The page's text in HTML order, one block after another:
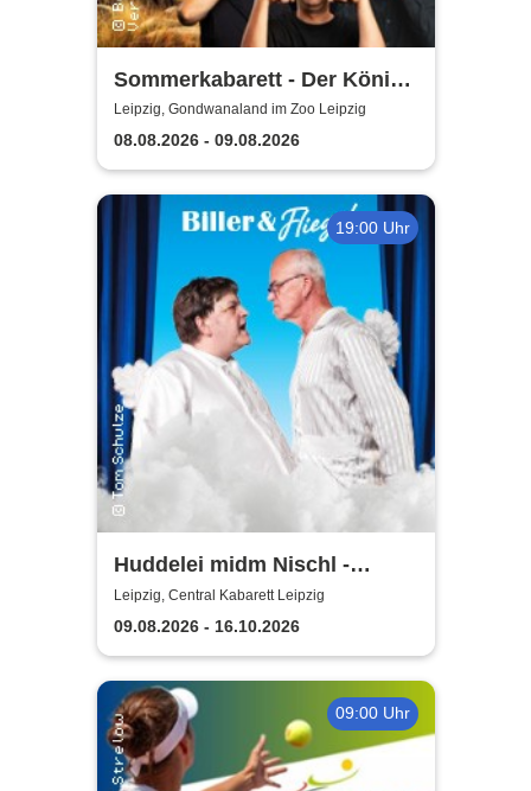
Sommerkabarett - Der König
der Blöden 2 | Central
Kabarett Leipzig
Leipzig, Gondwanaland im Zoo Leipzig
08.08.2026 - 09.08.2026
19:00 Uhr
Huddelei midm Nischl -
Central Kabarett Leipzig
Leipzig, Central Kabarett Leipzig
09.08.2026 - 16.10.2026
09:00 Uhr